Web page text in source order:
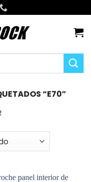
“E70”